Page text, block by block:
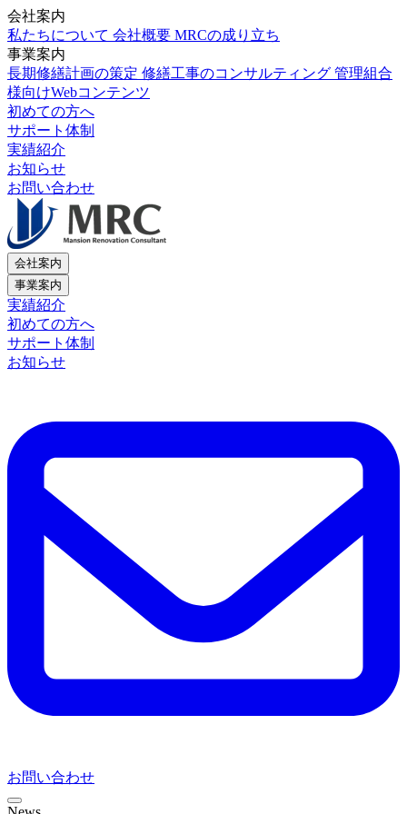
会社案内
私たちについて 会社概要 MRCの成り立ち
事業案内
長期修繕計画の策定 修繕工事のコンサルティング 管理組合
様向けWebコンテンツ
初めての方へ
サポート体制
実績紹介
お知らせ
お問い合わせ
会社案内
事業案内
実績紹介
初めての方へ
サポート体制
お知らせ
お問い合わせ